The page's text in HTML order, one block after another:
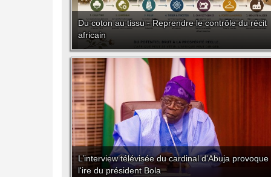
Du coton au tissu - Reprendre le contrôle du récit
africain
L’interview télévisée du cardinal d'Abuja provoque
l'ire du président Bola